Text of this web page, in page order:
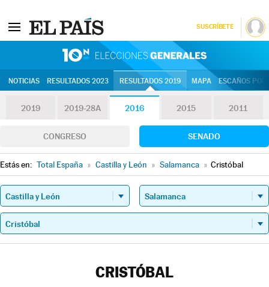
SUSCRÍBETE
NOTICIAS RESULTADOS 2023 RESULTADOS 2019 MAPA ESCAÑOS
2019 2019-28A 2016 2015 2011
CONGRESO SENADO
Estás en: Total España » Castilla y León » Salamanca » Cristóbal
CRISTÓBAL